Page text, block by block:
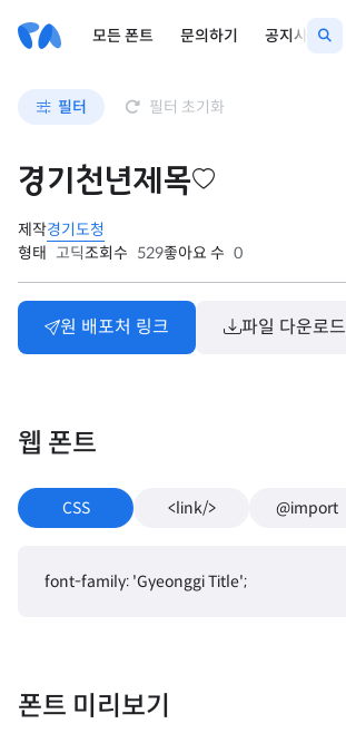
모든 폰트 문의하기 공지사항
필터 필터 초기화
경기천년제목
제작경기도청
형태 고딕조회수 529좋아요 수 0
원 배포처 링크 파일 다운로드
웹 폰트
CSS <link/> @import
font-family: 'Gyeonggi Title';
폰트 미리보기